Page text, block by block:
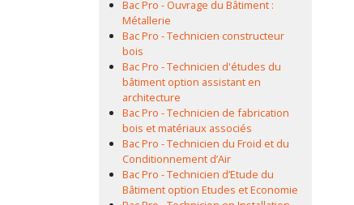
Bac Pro - Ouvrage du Bâtiment :
Métallerie
Bac Pro - Technicien constructeur
bois
Bac Pro - Technicien d'études du
bâtiment option assistant en
architecture
Bac Pro - Technicien de fabrication
bois et matériaux associés
Bac Pro - Technicien du Froid et du
Conditionnement d’Air
Bac Pro - Technicien d’Etude du
Bâtiment option Etudes et Economie